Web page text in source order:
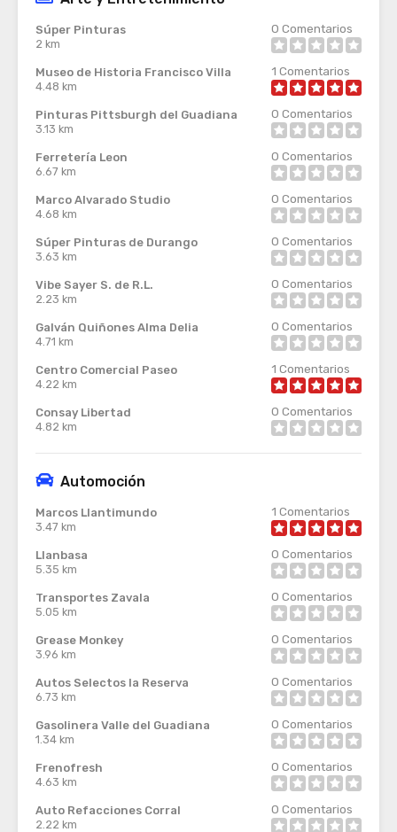
Súper Pinturas
2 km
0 Comentarios
Museo de Historia Francisco Villa
4.48 km
1 Comentarios
Pinturas Pittsburgh del Guadiana
3.13 km
0 Comentarios
Ferretería Leon
6.67 km
0 Comentarios
Marco Alvarado Studio
4.68 km
0 Comentarios
Súper Pinturas de Durango
3.63 km
0 Comentarios
Vibe Sayer S. de R.L.
2.23 km
0 Comentarios
Galván Quiñones Alma Delia
4.71 km
0 Comentarios
Centro Comercial Paseo
4.22 km
1 Comentarios
Consay Libertad
4.82 km
0 Comentarios
Automoción
Marcos Llantimundo
3.47 km
1 Comentarios
Llanbasa
5.35 km
0 Comentarios
Transportes Zavala
5.05 km
0 Comentarios
Grease Monkey
3.96 km
0 Comentarios
Autos Selectos la Reserva
6.73 km
0 Comentarios
Gasolinera Valle del Guadiana
1.34 km
0 Comentarios
Frenofresh
4.63 km
0 Comentarios
Auto Refacciones Corral
2.22 km
0 Comentarios